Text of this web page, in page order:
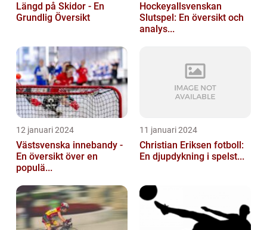
Längd på Skidor - En
Grundlig Översikt
Hockeyallsvenskan
Slutspel: En översikt och
analys...
12 januari 2024
Västsvenska innebandy -
En översikt över en
populä...
11 januari 2024
Christian Eriksen fotboll:
En djupdykning i spelst...